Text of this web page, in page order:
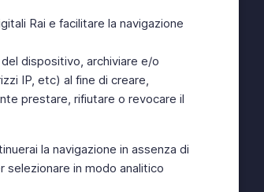
Rai e facilitare la navigazione
dispositivo, archiviare e/o
IP, etc) al fine di creare,
prestare, rifiutare o revocare il
la navigazione in assenza di
selezionare in modo analitico